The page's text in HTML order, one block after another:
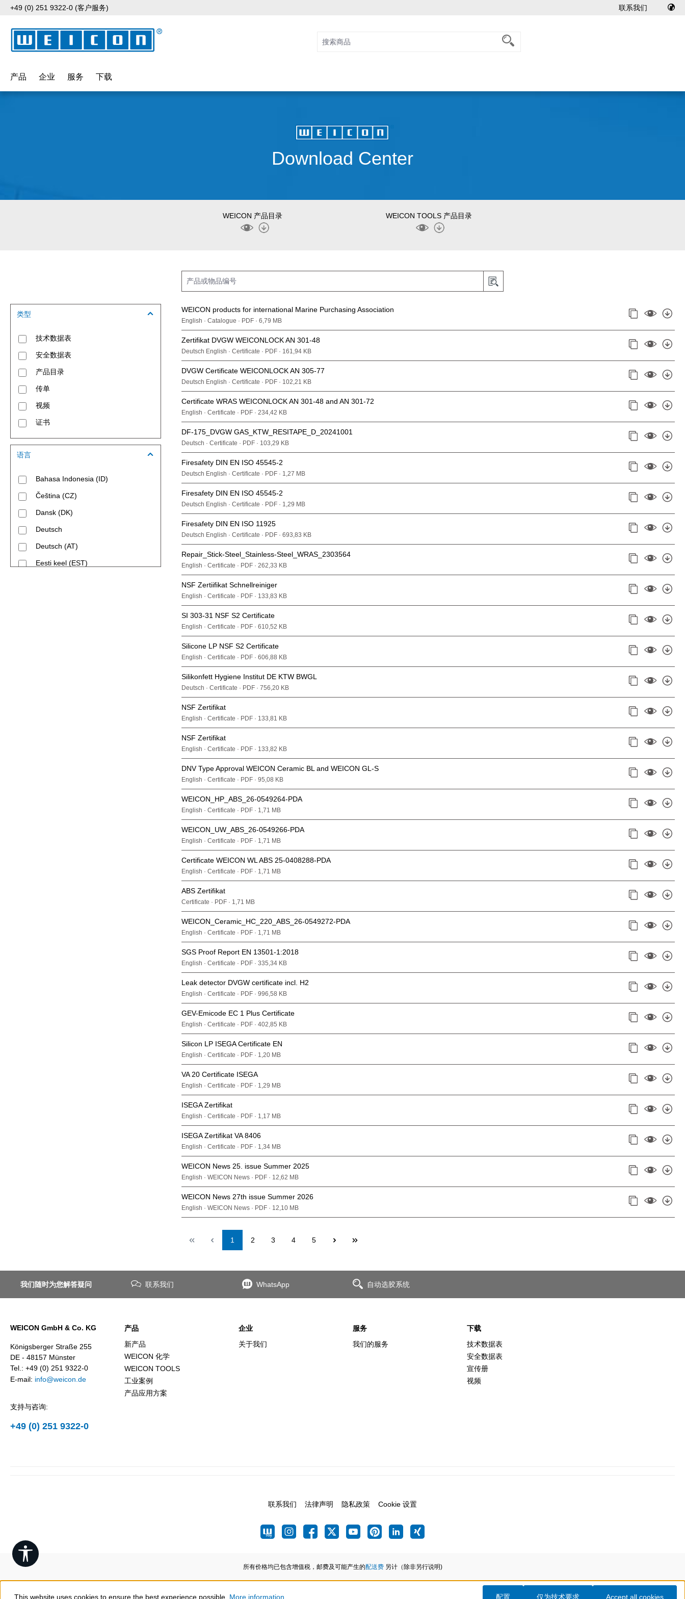
to main content
Skip to search
Skip to main navigation
+49 (0) 251 9322-0 (客户服务) 联系我们
产品 企业 服务 下载
Download Center
WEICON 产品目录 WEICON TOOLS 产品目录
类型
技术数据表
安全数据表
产品目录
传单
视频
证书
语言
Bahasa Indonesia (ID)
Čeština (CZ)
Dansk (DK)
Deutsch
Deutsch (AT)
Eesti keel (EST)
WEICON products for international Marine Purchasing Association
English · Catalogue · PDF · 6,79 MB
Zertifikat DVGW WEICONLOCK AN 301-48
Deutsch English · Certificate · PDF · 161,94 KB
DVGW Certificate WEICONLOCK AN 305-77
Deutsch English · Certificate · PDF · 102,21 KB
Certificate WRAS WEICONLOCK AN 301-48 and AN 301-72
English · Certificate · PDF · 234,42 KB
DF-175_DVGW GAS_KTW_RESITAPE_D_20241001
Deutsch · Certificate · PDF · 103,29 KB
Firesafety DIN EN ISO 45545-2
Deutsch English · Certificate · PDF · 1,27 MB
Firesafety DIN EN ISO 45545-2
Deutsch English · Certificate · PDF · 1,29 MB
Firesafety DIN EN ISO 11925
Deutsch English · Certificate · PDF · 693,83 KB
Repair_Stick-Steel_Stainless-Steel_WRAS_2303564
English · Certificate · PDF · 262,33 KB
NSF Zertiifikat Schnellreiniger
English · Certificate · PDF · 133,83 KB
SI 303-31 NSF S2 Certificate
English · Certificate · PDF · 610,52 KB
Silicone LP NSF S2 Certificate
English · Certificate · PDF · 606,88 KB
Silikonfett Hygiene Institut DE KTW BWGL
Deutsch · Certificate · PDF · 756,20 KB
NSF Zertifikat
English · Certificate · PDF · 133,81 KB
NSF Zertifikat
English · Certificate · PDF · 133,82 KB
DNV Type Approval WEICON Ceramic BL and WEICON GL-S
English · Certificate · PDF · 95,08 KB
WEICON_HP_ABS_26-0549264-PDA
English · Certificate · PDF · 1,71 MB
WEICON_UW_ABS_26-0549266-PDA
English · Certificate · PDF · 1,71 MB
Certificate WEICON WL ABS 25-0408288-PDA
English · Certificate · PDF · 1,71 MB
ABS Zertifikat
Certificate · PDF · 1,71 MB
WEICON_Ceramic_HC_220_ABS_26-0549272-PDA
English · Certificate · PDF · 1,71 MB
SGS Proof Report EN 13501-1:2018
English · Certificate · PDF · 335,34 KB
Leak detector DVGW certificate incl. H2
English · Certificate · PDF · 996,58 KB
GEV-Emicode EC 1 Plus Certificate
English · Certificate · PDF · 402,85 KB
Silicon LP ISEGA Certificate EN
English · Certificate · PDF · 1,20 MB
VA 20 Certificate ISEGA
English · Certificate · PDF · 1,29 MB
ISEGA Zertifikat
English · Certificate · PDF · 1,17 MB
ISEGA Zertifikat VA 8406
English · Certificate · PDF · 1,34 MB
WEICON News 25. issue Summer 2025
English · WEICON News · PDF · 12,62 MB
WEICON News 27th issue Summer 2026
English · WEICON News · PDF · 12,10 MB
Page
1 Page
2 Page
3 Page
4 Page
5
我们随时为您解答疑问 联系我们 WhatsApp 自动选胶系统
WEICON GmbH & Co. KG
Königsberger Straße 255
DE - 48157 Münster
Tel.: +49 (0) 251 9322-0
E-mail: info@weicon.de
支持与咨询:
+49 (0) 251 9322-0
产品
新产品
WEICON 化学
WEICON TOOLS
工业案例
产品应用方案
企业
关于我们
服务
我们的服务
下载
技术数据表
安全数据表
宣传册
视频
联系我们 法律声明 隐私政策 Cookie 设置
所有价格均已包含增值税，邮费及可能产生的配送费另计（除非另行说明)
Show toolbar
This website uses cookies to ensure the best experience possible. More information... 仅为技术要求
配置 Accept all cookies